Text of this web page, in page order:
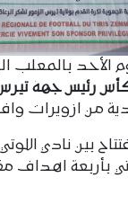
الأحد بالمعلب
رئيس جهة
من ازويرات
بين نادي
بأربعة اهداف